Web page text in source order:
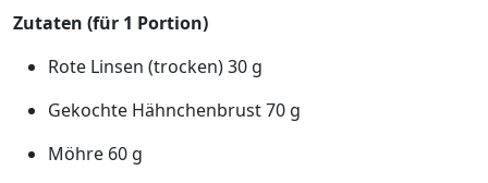
Zutaten (für 1 Portion)
Rote Linsen (trocken) 30 g
Gekochte Hähnchenbrust 70 g
Möhre 60 g